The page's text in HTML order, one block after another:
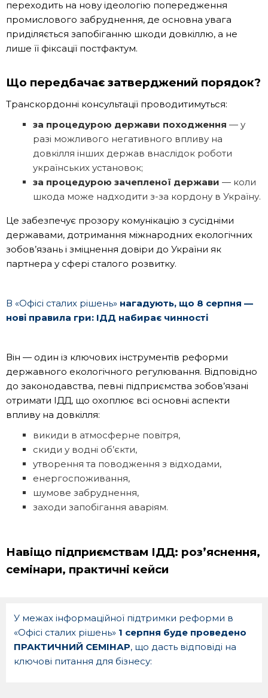
переходить на нову ідеологію попередження
промислового забруднення, де основна увага
приділяється запобіганню шкоди довкіллю, а не
лише її фіксації постфактум.
Що передбачає затверджений порядок?
Транскордонні консультації проводитимуться:
за процедурою держави походження — у
разі можливого негативного впливу на
довкілля інших держав внаслідок роботи
українських установок;
за процедурою зачепленої держави — коли
шкода може надходити з-за кордону в Україну.
Це забезпечує прозору комунікацію з сусідніми
державами, дотримання міжнародних екологічних
зобов’язань і зміцнення довіри до України як
партнера у сфері сталого розвитку.
В «Офісі сталих рішень» нагадують, що 8 серпня —
нові правила гри: ІДД набирає чинності
Він — один із ключових інструментів реформи
державного екологічного регулювання. Відповідно
до законодавства, певні підприємства зобов’язані
отримати ІДД, що охоплює всі основні аспекти
впливу на довкілля:
викиди в атмосферне повітря,
скиди у водні об’єкти,
утворення та поводження з відходами,
енергоспоживання,
шумове забруднення,
заходи запобігання аваріям.
Навіщо підприємствам ІДД: роз’яснення,
семінари, практичні кейси
У межах інформаційної підтримки реформи в
«Офісі сталих рішень» 1 серпня буде проведено
ПРАКТИЧНИЙ СЕМІНАР, що дасть відповіді на
ключові питання для бізнесу: